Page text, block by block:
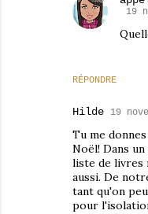
RÉPONDRE
19
Hilde 19
Tu me
Noël! Dans
liste de livres
aussi. De
tant qu'on
pour